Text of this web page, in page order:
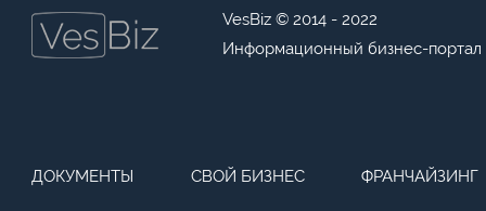
VesBiz © 2014 - 2022
Информационный бизнес-портал
ДОКУМЕНТЫ СВОЙ БИЗНЕС ФРАНЧАЙЗИНГ